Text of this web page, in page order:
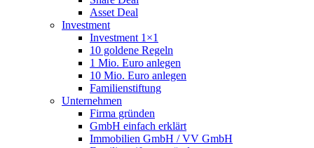
Asset Deal
Investment
Investment 1×1
10 goldene Regeln
1 Mio. Euro anlegen
10 Mio. Euro anlegen
Familienstiftung
Unternehmen
Firma gründen
GmbH einfach erklärt
Immobilien GmbH / VV GmbH